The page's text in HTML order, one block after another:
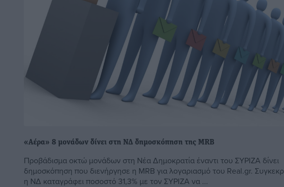
«Αέρα» 8 μονάδων δίνει στη ΝΔ δημοσκόπηση της MRB
Προβάδισμα οκτώ μονάδων στη Νέα Δημοκρατία έναντι του ΣΥΡΙΖΑ δίνει
δημοσκόπηση που διενήργησε η MRB για λογαριασμό του Real.gr.
η ΝΔ καταγράφει ποσοστό 31,3% με τον ΣΥΡΙΖΑ να ...